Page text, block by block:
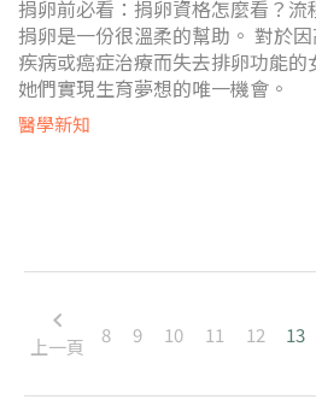
捐卵前必看：捐卵資格怎麼看？
捐卵是一份很溫柔的幫助。 對於
疾病或癌症治療而失去排卵功能
她們實現生育夢想的唯一機會。
醫學新知
上一頁 8 9 10 11 12 13